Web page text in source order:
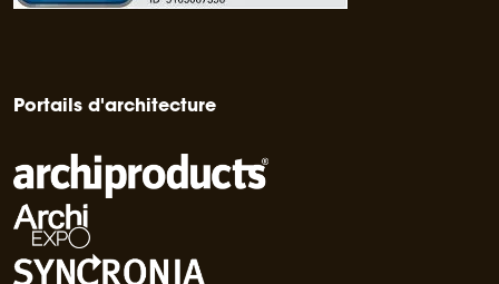
Portails d'architecture